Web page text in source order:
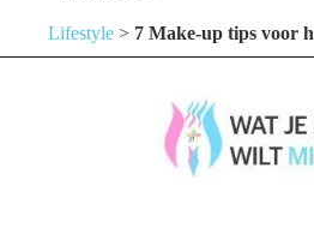
Lifestyle> 7 Make-up tips voor